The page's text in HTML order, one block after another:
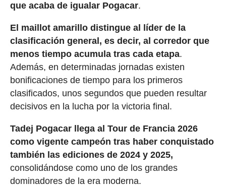
que acaba de igualar Pogacar.
El maillot amarillo distingue al líder de la
clasificación general, es decir, al corredor que
menos tiempo acumula tras cada etapa.
Además, en determinadas jornadas existen
bonificaciones de tiempo para los primeros
clasificados, unos segundos que pueden resultar
decisivos en la lucha por la victoria final.
Tadej Pogacar llega al Tour de Francia 2026
como vigente campeón tras haber conquistado
también las ediciones de 2024 y 2025,
consolidándose como uno de los grandes
dominadores de la era moderna.